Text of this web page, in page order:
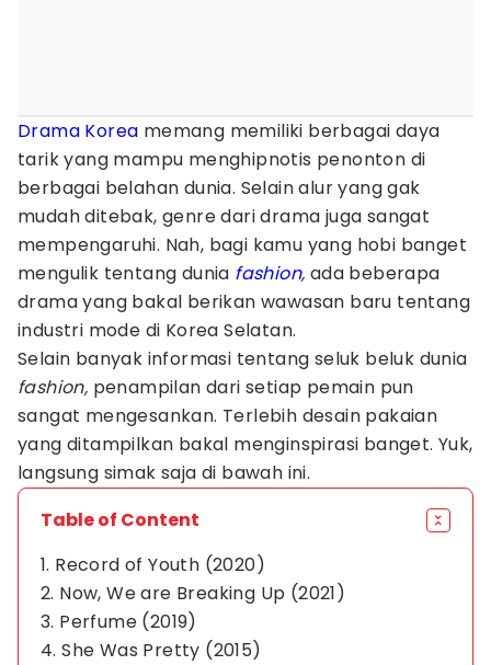
Drama Korea memang memiliki berbagai daya
tarik yang mampu menghipnotis penonton di
berbagai belahan dunia. Selain alur yang gak
mudah ditebak, genre dari drama juga sangat
mempengaruhi. Nah, bagi kamu yang hobi banget
mengulik tentang dunia fashion, ada beberapa
drama yang bakal berikan wawasan baru tentang
industri mode di Korea Selatan.
Selain banyak informasi tentang seluk beluk dunia
fashion, penampilan dari setiap pemain pun
sangat mengesankan. Terlebih desain pakaian
yang ditampilkan bakal menginspirasi banget. Yuk,
langsung simak saja di bawah ini.
Table of Content
1. Record of Youth (2020)
2. Now, We are Breaking Up (2021)
3. Perfume (2019)
4. She Was Pretty (2015)